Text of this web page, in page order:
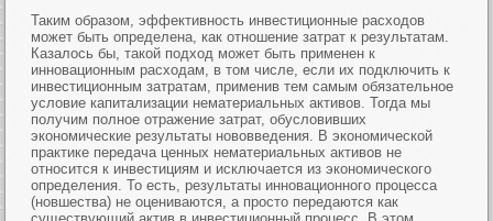
Таким образом, эффективность инвестиционные расходов
может быть определена, как отношение затрат к результатам.
Казалось бы, такой подход может быть применен к
инновационным расходам, в том числе, если их подключить к
инвестиционным затратам, применив тем самым обязательное
условие капитализации нематериальных активов. Тогда мы
получим полное отражение затрат, обусловивших
экономические результаты нововведения. В экономической
практике передача ценных нематериальных активов не
относится к инвестициям и исключается из экономического
определения. То есть, результаты инновационного процесса
(новшества) не оцениваются, а просто передаются как